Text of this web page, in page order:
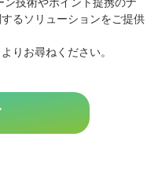
るソリューションをご提供
りお尋ねください。